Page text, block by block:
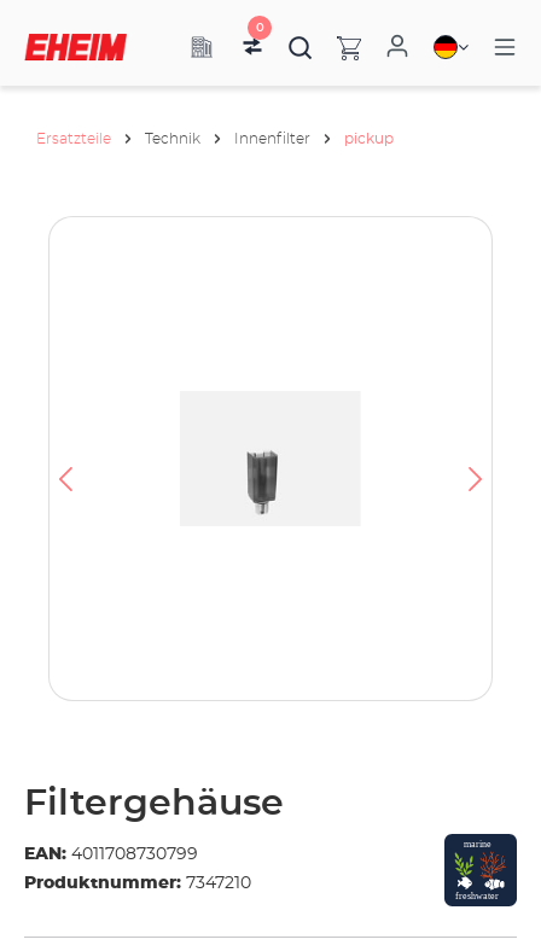
0
Ersatzteile Technik Innenfilter pickup
Filtergehäuse
EAN: 4011708730799
Produktnummer: 7347210